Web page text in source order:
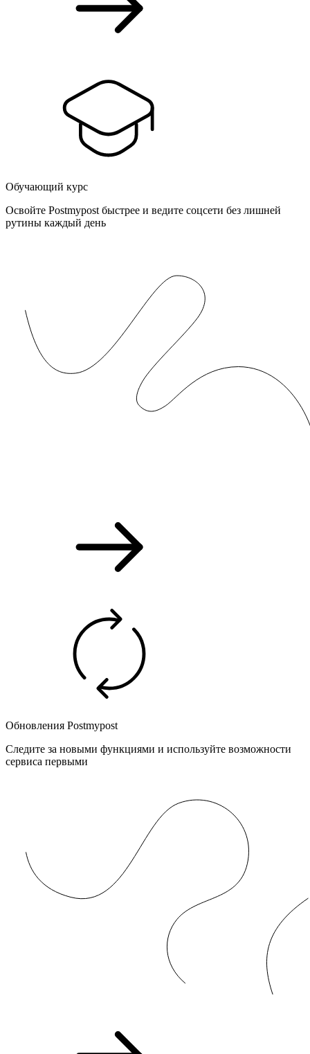
Обучающий курс
Освойте Postmypost быстрее и ведите соцсети без лишней
рутины каждый день
Обновления Postmypost
Следите за новыми функциями и используйте возможности
сервиса первыми